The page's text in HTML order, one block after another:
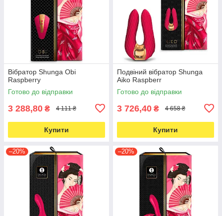
Вібратор Shunga Obi
Raspberry
Готово до відправки
3 288,80 ₴ 4 111 ₴
Купити
Подвіний вібратор Shunga
Aiko Raspberr
Готово до відправки
3 726,40 ₴ 4 658 ₴
Купити
–20% –20%